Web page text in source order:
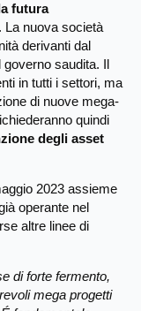
futura
. La nuova società
derivanti dal
governo saudita. Il
in tutti i settori, ma
di nuove mega-
quindi
degli asset
2023 assieme
operante nel
altre linee di
di forte fermento,
mega progetti